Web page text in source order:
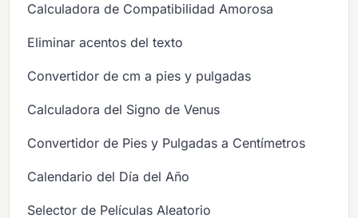
Calculadora de Compatibilidad Amorosa
Eliminar acentos del texto
Convertidor de cm a pies y pulgadas
Calculadora del Signo de Venus
Convertidor de Pies y Pulgadas a Centímetros
Calendario del Día del Año
Selector de Películas Aleatorio